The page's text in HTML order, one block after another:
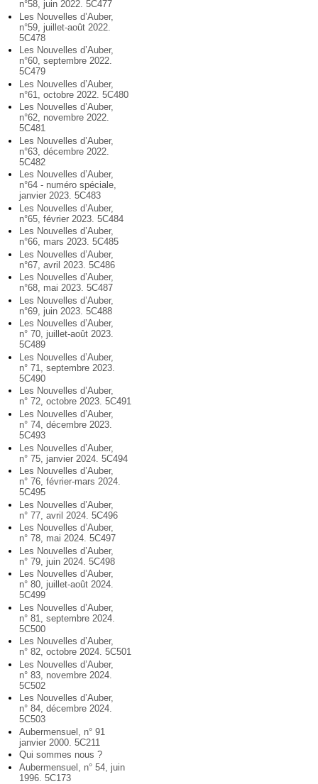
n°58, juin 2022. 5C477
Les Nouvelles d’Auber,
n°59, juillet-août 2022.
5C478
Les Nouvelles d’Auber,
n°60, septembre 2022.
5C479
Les Nouvelles d’Auber,
n°61, octobre 2022. 5C480
Les Nouvelles d’Auber,
n°62, novembre 2022.
5C481
Les Nouvelles d’Auber,
n°63, décembre 2022.
5C482
Les Nouvelles d’Auber,
n°64 - numéro spéciale,
janvier 2023. 5C483
Les Nouvelles d’Auber,
n°65, février 2023. 5C484
Les Nouvelles d’Auber,
n°66, mars 2023. 5C485
Les Nouvelles d’Auber,
n°67, avril 2023. 5C486
Les Nouvelles d’Auber,
n°68, mai 2023. 5C487
Les Nouvelles d’Auber,
n°69, juin 2023. 5C488
Les Nouvelles d’Auber,
n° 70, juillet-août 2023.
5C489
Les Nouvelles d’Auber,
n° 71, septembre 2023.
5C490
Les Nouvelles d’Auber,
n° 72, octobre 2023. 5C491
Les Nouvelles d’Auber,
n° 74, décembre 2023.
5C493
Les Nouvelles d’Auber,
n° 75, janvier 2024. 5C494
Les Nouvelles d’Auber,
n° 76, février-mars 2024.
5C495
Les Nouvelles d’Auber,
n° 77, avril 2024. 5C496
Les Nouvelles d’Auber,
n° 78, mai 2024. 5C497
Les Nouvelles d’Auber,
n° 79, juin 2024. 5C498
Les Nouvelles d’Auber,
n° 80, juillet-août 2024.
5C499
Les Nouvelles d’Auber,
n° 81, septembre 2024.
5C500
Les Nouvelles d’Auber,
n° 82, octobre 2024. 5C501
Les Nouvelles d’Auber,
n° 83, novembre 2024.
5C502
Les Nouvelles d’Auber,
n° 84, décembre 2024.
5C503
Aubermensuel, n° 91
janvier 2000. 5C211
Qui sommes nous ?
Aubermensuel, n° 54, juin
1996. 5C173